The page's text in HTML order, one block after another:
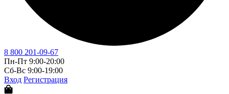
8 800 201-09-67
Пн-Пт 9:00-20:00
Сб-Вс 9:00-19:00
Вход Регистрация